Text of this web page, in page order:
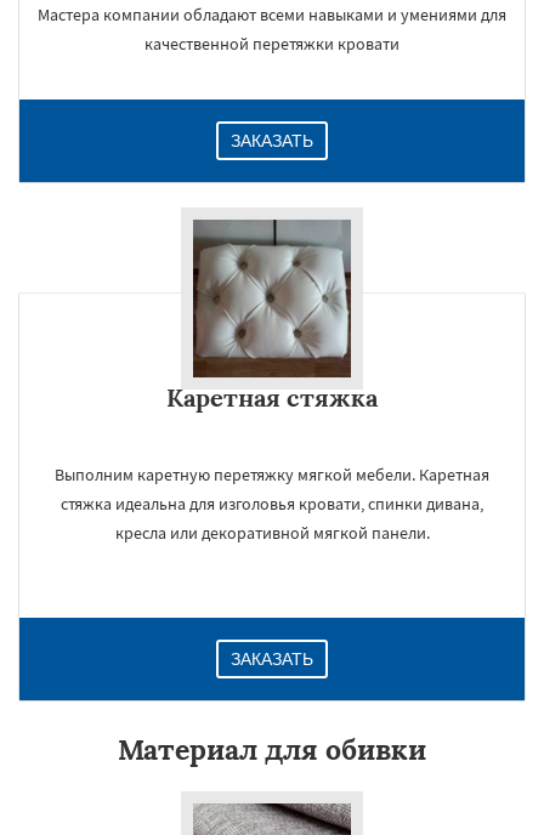
Мастера компании обладают всеми навыками и умениями для
качественной перетяжки кровати
ЗАКАЗАТЬ
Каретная стяжка
Выполним каретную перетяжку мягкой мебели. Каретная
стяжка идеальна для изголовья кровати, спинки дивана,
кресла или декоративной мягкой панели.
ЗАКАЗАТЬ
Материал для обивки